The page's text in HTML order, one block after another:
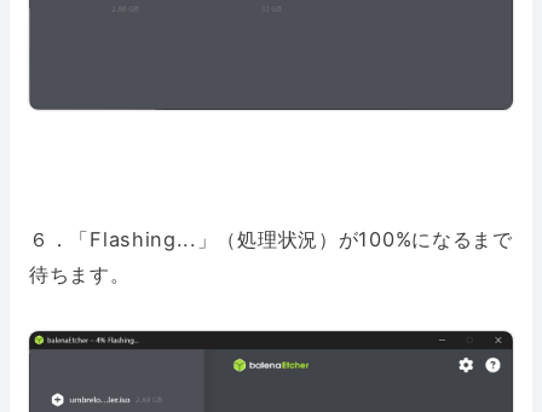
６．「Flashing...」（処理状況）が100%になるまで
待ちます。